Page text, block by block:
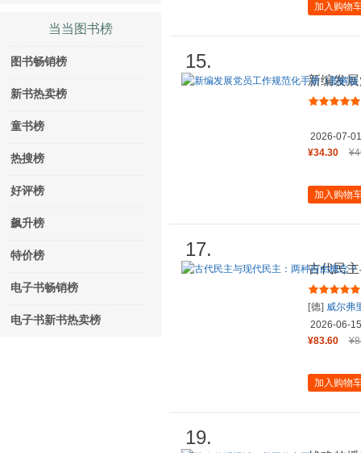
当当图书榜
图书畅销榜
新书热卖榜
童书榜
热搜榜
好评榜
飙升榜
特价榜
电子书畅销榜
电子书新书热卖榜
加入购物
15.
新编发
2026-07-01
¥34.30
加入购物
17.
古代民
[德] 威尔弗
2026-06-15
¥83.60
加入购物
19.